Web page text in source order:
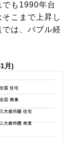
87,300
160,700
93,900
88,400
70,300
66,800
も1990年台
こまで上昇し
は、バブル経
月)